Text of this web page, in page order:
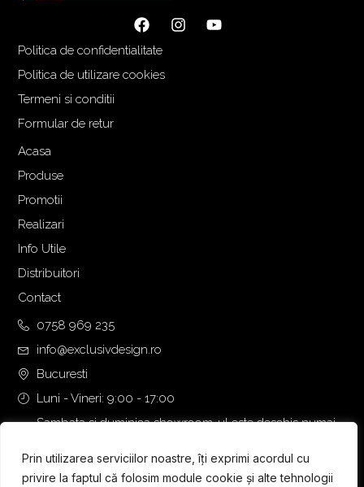
Prin utilizarea serviciilor noastre, îți exprimi acordul cu
privire la faptul că folosim module cookie și alte tehnologii
Politica de confidentialitate
Politica de utilizare cookies
Termeni si conditii
Formular de retur
Acasa
Produse
Promotii
Realizari
Info Utile
Distribuitori
Contact
0758 969 235
info@exclusivdesign.ro
Bucuresti
Luni - Vineri: 9:00 - 17:00
Sambata si duminica showroom-ul este deschis numai